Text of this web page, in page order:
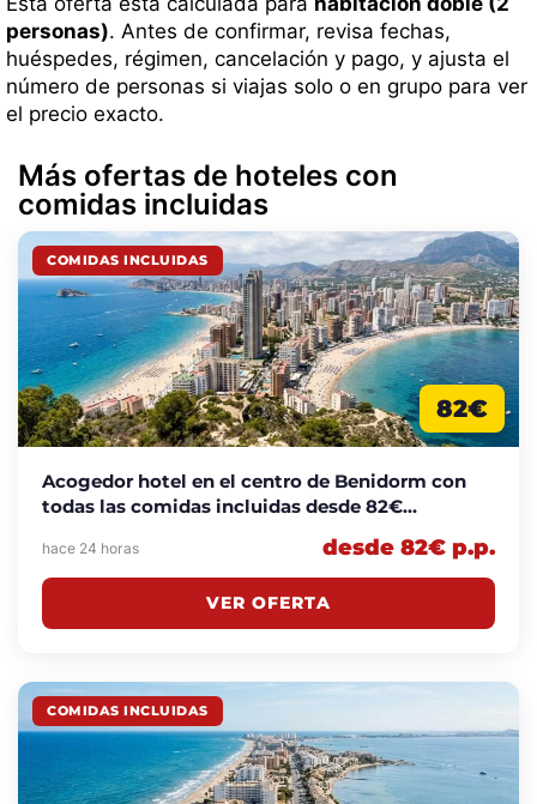
personas). Antes de confirmar, revisa fechas,
huéspedes, régimen, cancelación y pago, y ajusta el
número de personas si viajas solo o en grupo para ver
el precio exacto.
Más ofertas de hoteles con
comidas incluidas
COMIDAS INCLUIDAS
82€
Acogedor hotel en el centro de Benidorm con
todas las comidas incluidas desde 82€
hace 24 horas desde 82€ p.p.
VER OFERTA
COMIDAS INCLUIDAS